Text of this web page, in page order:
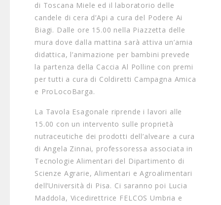
di Toscana Miele ed il laboratorio delle
candele di cera d’Api a cura del Podere Ai
Biagi. Dalle ore 15.00 nella Piazzetta delle
mura dove dalla mattina sarà attiva un’arnia
didattica, l’animazione per bambini prevede
la partenza della Caccia Al Polline con premi
per tutti a cura di Coldiretti Campagna Amica
e ProLocoBarga.
La Tavola Esagonale riprende i lavori alle
15.00 con un intervento sulle proprietà
nutraceutiche dei prodotti dell’alveare a cura
di Angela Zinnai, professoressa associata in
Tecnologie Alimentari del Dipartimento di
Scienze Agrarie, Alimentari e Agroalimentari
dell’Università di Pisa. Ci saranno poi Lucia
Maddola, Vicedirettrice FELCOS Umbria e